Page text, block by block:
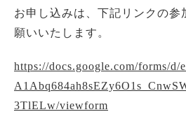
お申し込みは、下記リンクの参
願いいたします。
https://docs.google.com/forms/
3TlELw/viewform